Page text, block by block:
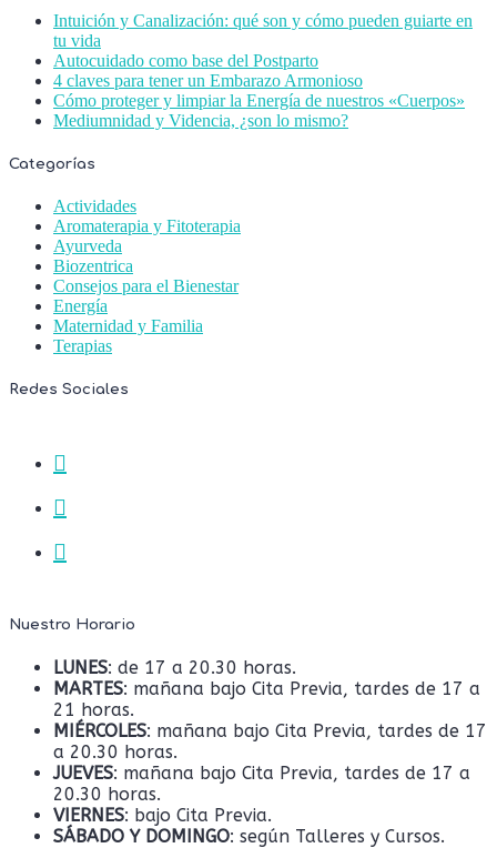
Intuición y Canalización: qué son y cómo pueden guiarte en
tu vida
Autocuidado como base del Postparto
4 claves para tener un Embarazo Armonioso
Cómo proteger y limpiar la Energía de nuestros «Cuerpos»
Mediumnidad y Videncia, ¿son lo mismo?
Categorías
Actividades
Aromaterapia y Fitoterapia
Ayurveda
Biozentrica
Consejos para el Bienestar
Energía
Maternidad y Familia
Terapias
Redes Sociales
Nuestro Horario
LUNES: de 17 a 20.30 horas.
MARTES: mañana bajo Cita Previa, tardes de 17 a
21 horas.
MIÉRCOLES: mañana bajo Cita Previa, tardes de 17
a 20.30 horas.
JUEVES: mañana bajo Cita Previa, tardes de 17 a
20.30 horas.
VIERNES: bajo Cita Previa.
SÁBADO Y DOMINGO: según Talleres y Cursos.